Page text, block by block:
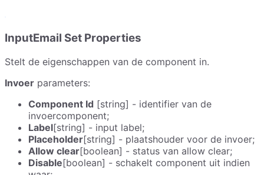
InputEmail Set Properties
Stelt de eigenschappen van de component in.
Invoer parameters:
Component Id [string] - identifier van de
invoercomponent;
Label[string] - input label;
Placeholder[string] - plaatshouder voor de invoer;
Allow clear[boolean] - status van allow clear;
Disable[boolean] - schakelt component uit indien